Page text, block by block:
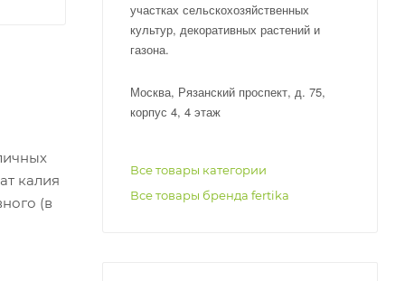
калия
(в
участках сельскохозяйственных
культур, декоративных растений и
газона.
Москва, Рязанский проспект, д. 75,
корпус 4, 4 этаж
Все товары категории
Все товары бренда fertika